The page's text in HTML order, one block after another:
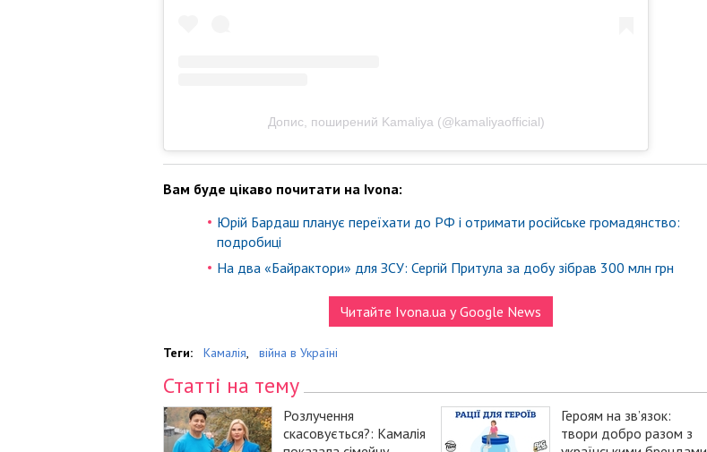
Допис, поширений Kamaliya (@kamaliyaofficial)
Вам буде цікаво почитати на Ivona:
Юрій Бардаш планує переїхати до РФ і отримати російське громадянство:
подробиці
На два «Байрактори» для ЗСУ: Сергій Притула за добу зібрав 300 млн грн
Читайте Ivona.ua у Google News
Теги: Камалія, війна в Україні
Статті на тему
Розлучення
скасовується?: Камалія
Героям на зв’язок:
твори добро разом з